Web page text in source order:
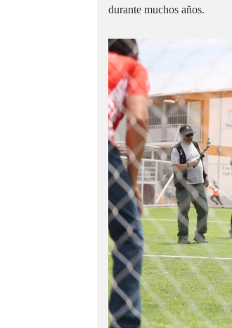
durante muchos años.